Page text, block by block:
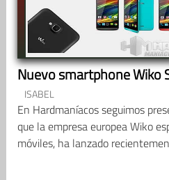
Nuevo smartphone Wiko
ISABEL
En Hardmaníacos seguimos
que la empresa europea Wiko
móviles, ha lanzado